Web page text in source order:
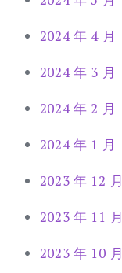
2024 年 4 月
2024 年 3 月
2024 年 2 月
2024 年 1 月
2023 年 12 月
2023 年 11 月
2023 年 10 月